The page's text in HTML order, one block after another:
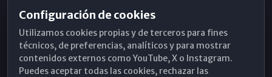
Horarios de Misa
Hemeroteca
WhatsApp
Configuración de cookies
Utilizamos cookies propias y de terceros para fines
técnicos, de preferencias, analíticos y para mostrar
contenidos externos como YouTube, X o Instagram.
Puedes aceptar todas las cookies, rechazar las